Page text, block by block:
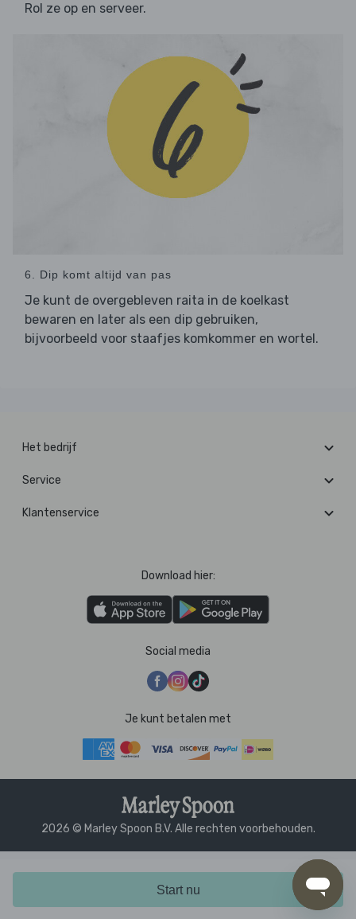
Start nu
Rol ze op en serveer.
6. Dip komt altijd van pas
Je kunt de overgebleven raita in de koelkast
bewaren en later als een dip gebruiken,
bijvoorbeeld voor staafjes komkommer en wortel.
Het bedrijf
Service
Klantenservice
Download hier:
Social media
Je kunt betalen met
2026 © Marley Spoon B.V. Alle rechten voorbehouden.